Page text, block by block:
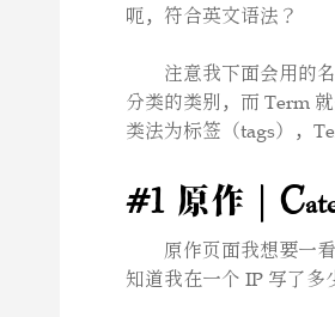
呃，符合英文语法？
注意我下面会用的
分类的类别，而 Term
类法为标签（tags），
#1 原作 |
原作页面我想要一
知道我在一个 IP 写了多